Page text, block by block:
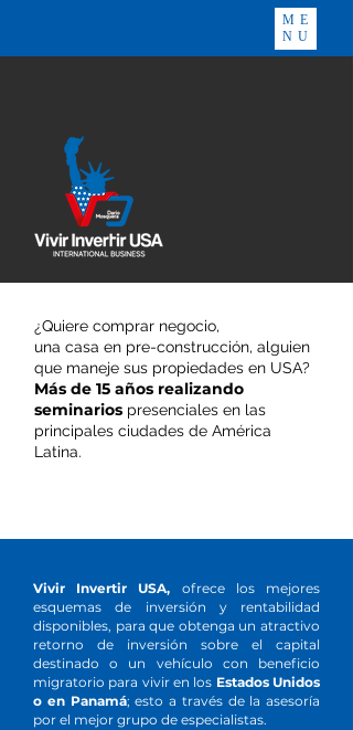
ME
NU
¿Quiere comprar negocio,
una casa en pre-construcción, alguien
que maneje sus propiedades en USA?
Más de 15 años realizando
seminarios presenciales en las
principales ciudades de América
Latina.
Vivir Invertir USA, ofrece los mejores
esquemas de inversión y rentabilidad
disponibles, para que obtenga un atractivo
retorno de inversión sobre el capital
destinado o un vehículo con beneficio
migratorio para vivir en los Estados Unidos
o en Panamá; esto a través de la asesoría
por el mejor grupo de especialistas.